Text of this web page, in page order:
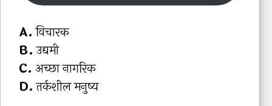
A.विचारक
B.उद्यमी
C. अच्छा नागरिक
D.तर्कशील मनुष्य